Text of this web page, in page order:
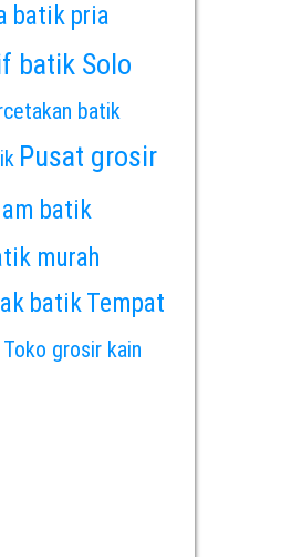
batik pria
batik Solo
batik
Pusat grosir
batik
murah
batik Tempat
Toko grosir kain